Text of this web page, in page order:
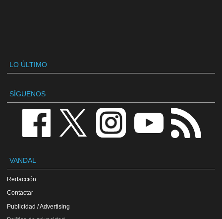
LO ÚLTIMO
SÍGUENOS
VANDAL
Redacción
Contactar
Publicidad / Advertising